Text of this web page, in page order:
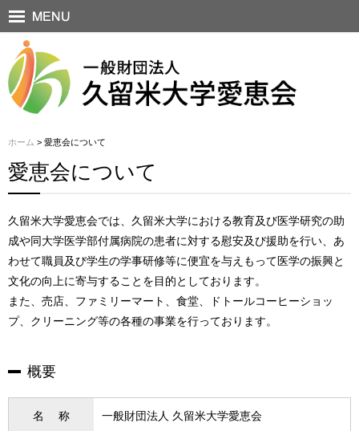
ホーム > 愛恵会について
愛恵会について
久留米大学愛恵会では、久留米大学における教育及び医学研究の助
成や同大学医学部付属病院の患者に対する慰安及び援助を行い、あ
わせて職員及び学生の学事研修等に便宜を与えもって医学の振興と
文化の向上に寄与することを目的としております。
また、売店、ファミリーマート、食堂、ドトールコーヒーショッ
プ、クリーニング等の各種の事業を行っております。
概要
名 称 一般財団法人 久留米大学愛恵会